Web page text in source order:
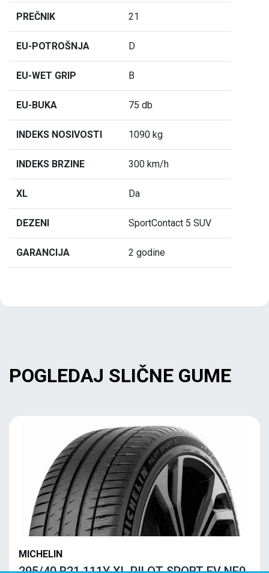
PREČNIK 21
EU-POTROŠNJA D
EU-WET GRIP B
EU-BUKA 75 db
INDEKS NOSIVOSTI 1090 kg
INDEKS BRZINE 300 km/h
XL Da
DEZENI SportContact 5 SUV
GARANCIJA 2 godine
POGLEDAJ SLIČNE GUME
MICHELIN